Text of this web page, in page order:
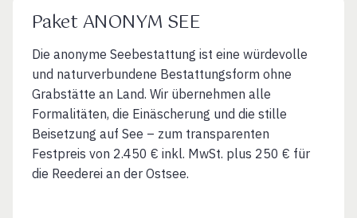
Paket ANONYM SEE
Die anonyme Seebestattung ist eine würdevolle
und naturverbundene Bestattungsform ohne
Grabstätte an Land. Wir übernehmen alle
Formalitäten, die Einäscherung und die stille
Beisetzung auf See – zum transparenten
Festpreis von 2.450 € inkl. MwSt. plus 250 € für
die Reederei an der Ostsee.